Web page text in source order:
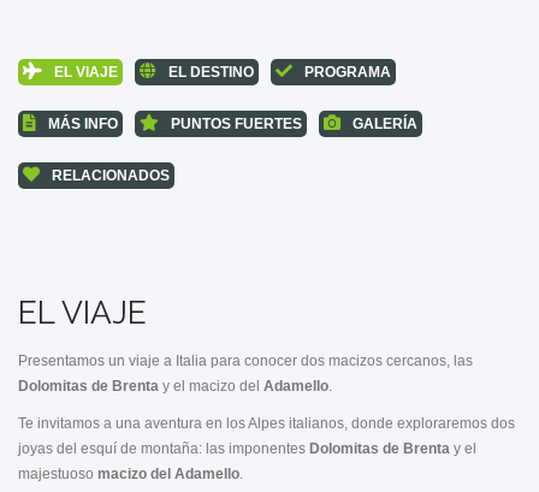
EL VIAJE EL DESTINO PROGRAMA
MÁS INFO PUNTOS FUERTES GALERÍA
RELACIONADOS
EL VIAJE
Presentamos un viaje a Italia para conocer dos macizos cercanos, las
Dolomitas de Brenta y el macizo del Adamello.
Te invitamos a una aventura en los Alpes italianos, donde exploraremos dos
joyas del esquí de montaña: las imponentes Dolomitas de Brenta y el
majestuoso macizo del Adamello.